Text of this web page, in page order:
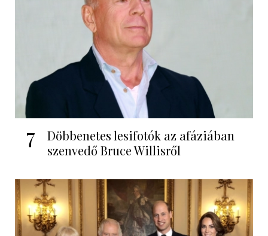
7
Döbbenetes lesifotók az afáziában
szenvedő Bruce Willisről